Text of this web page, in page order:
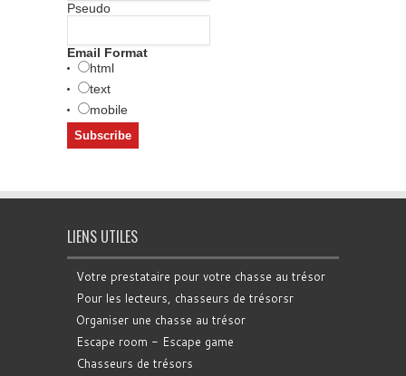
Pseudo
Email Format
html
text
mobile
LIENS UTILES
Votre prestataire pour votre chasse au trésor
Pour les lecteurs, chasseurs de trésorsr
Organiser une chasse au trésor
Escape room - Escape game
Chasseurs de trésors